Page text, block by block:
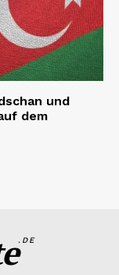
und
dem
.DE